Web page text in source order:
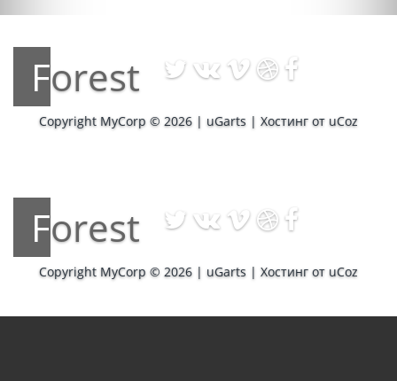
Forest
Copyright MyCorp © 2026 | uGarts | Хостинг от uCoz
Forest
Copyright MyCorp © 2026 | uGarts | Хостинг от uCoz